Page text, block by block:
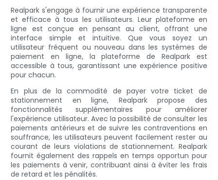
Realpark s'engage à fournir une expérience transparente
et efficace à tous les utilisateurs. Leur plateforme en
ligne est conçue en pensant au client, offrant une
interface simple et intuitive. Que vous soyez un
utilisateur fréquent ou nouveau dans les systèmes de
paiement en ligne, la plateforme de Realpark est
accessible à tous, garantissant une expérience positive
pour chacun.
En plus de la commodité de payer votre ticket de
stationnement en ligne, Realpark propose des
fonctionnalités supplémentaires pour améliorer
l'expérience utilisateur. Avec la possibilité de consulter les
paiements antérieurs et de suivre les contraventions en
souffrance, les utilisateurs peuvent facilement rester au
courant de leurs violations de stationnement. Realpark
fournit également des rappels en temps opportun pour
les paiements à venir, contribuant ainsi à éviter les frais
de retard et les pénalités.